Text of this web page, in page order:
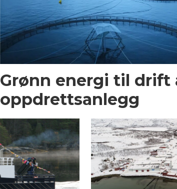
Grønn energi til drift
oppdrettsanlegg